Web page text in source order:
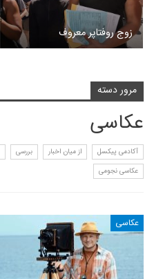
زوج روفتاپر معروف
مرور دسته
عکاسی
آکادمی پیکسل از میان اخبار بررسی
عکاسی نجومی
عکاسی